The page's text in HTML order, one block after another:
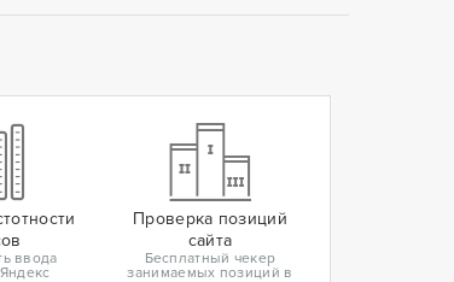
ввода
Проверка позиций
сайта
Бесплатный чекер
занимаемых позиций в